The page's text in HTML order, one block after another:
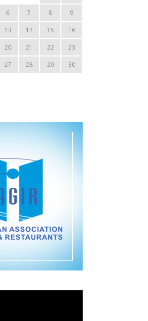
6 7 8 9
13 14 15 16
20 21 22 23
27 28 29 30